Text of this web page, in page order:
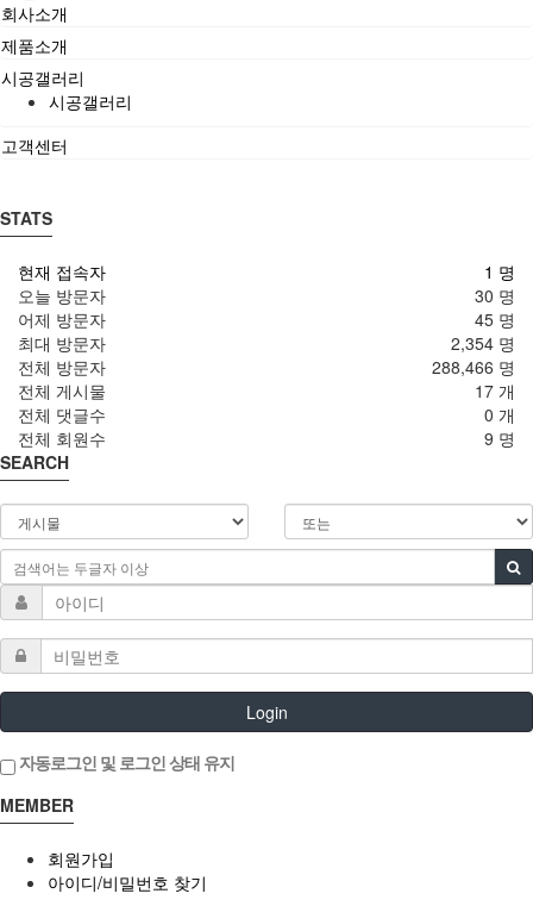
회사소개
제품소개
시공갤러리
시공갤러리
고객센터
STATS
1 명
현재 접속자
30 명
오늘 방문자
45 명
어제 방문자
2,354 명
최대 방문자
288,466 명
전체 방문자
17 개
전체 게시물
0 개
전체 댓글수
9 명
전체 회원수
SEARCH
Login
자동로그인 및 로그인 상태 유지
MEMBER
회원가입
아이디/비밀번호 찾기